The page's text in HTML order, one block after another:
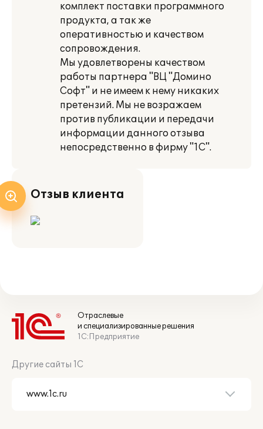
комплект поставки программного
продукта, а так же
оперативностью и качеством
сопровождения.
Мы удовлетворены качеством
работы партнера "ВЦ "Домино
Софт" и не имеем к нему никаких
претензий. Мы не возражаем
против публикации и передачи
информации данного отзыва
непосредственно в фирму "1С".
Отзыв клиента
Отраслевые
и специализированные решения
1С:Предприятие
Другие сайты 1С